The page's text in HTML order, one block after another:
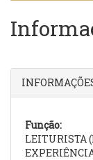
Função:
LEITURISTA